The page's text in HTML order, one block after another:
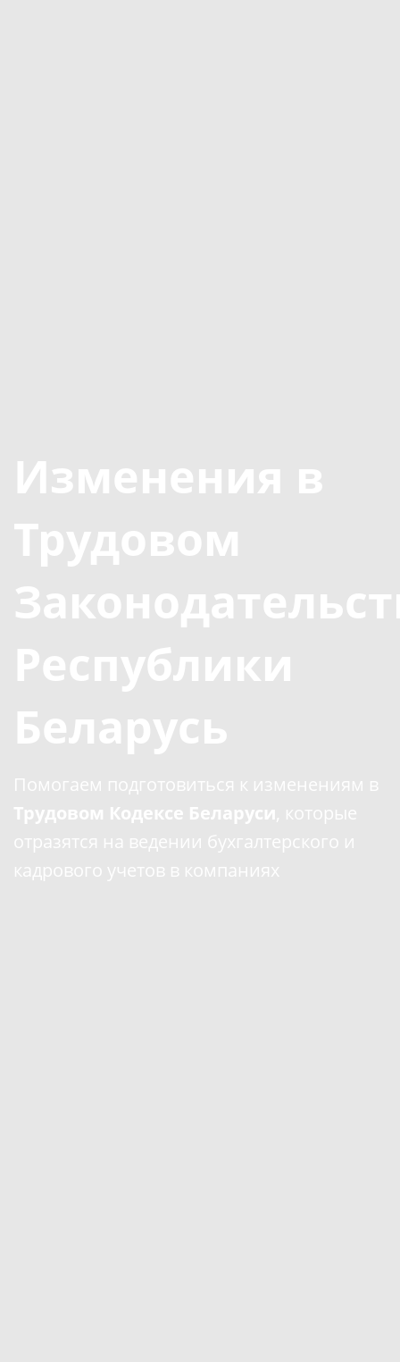
Изменения в
Трудовом
Республики
Беларусь
Помогаем подготовиться к изменениям в
Трудовом Кодексе Беларуси, которые
отразятся на ведении бухгалтерского и
кадрового учетов в компаниях